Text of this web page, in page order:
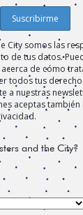
City somos las
de tus datos.
de cómo
todos tus
a nuestras
aceptas también
and the City?